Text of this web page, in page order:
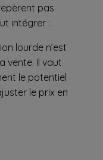
pas
intégrer :
lourde n’est
vente. Il vaut
le potentiel
le prix en